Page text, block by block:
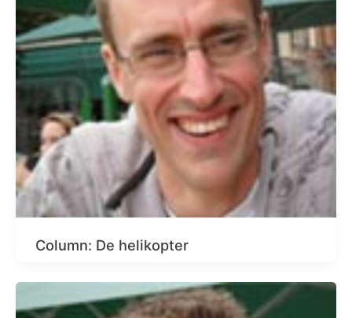
Column: De helikopter